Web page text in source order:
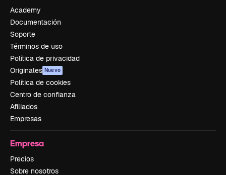
Academy
Documentación
Soporte
Términos de uso
Política de privacidad
Originales Nuevo
Política de cookies
Centro de confianza
Afiliados
Empresas
Empresa
Precios
Sobre nosotros